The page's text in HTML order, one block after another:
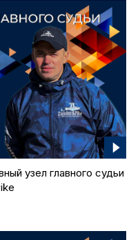
узел главного судьи